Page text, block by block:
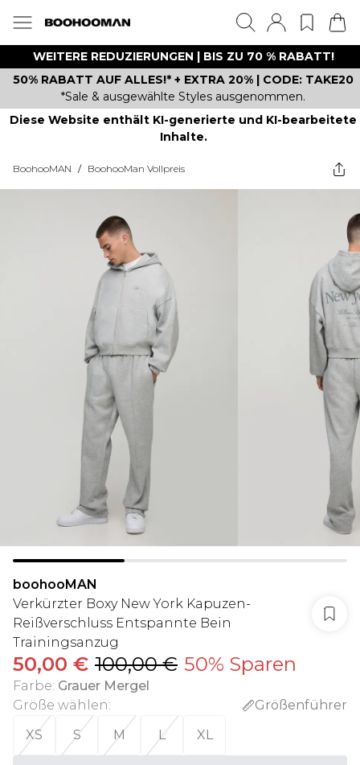
WEITERE REDUZIERUNGEN | BIS ZU 70 % RABATT!
50% RABATT AUF ALLES!* + EXTRA 20% | CODE: TAKE20
*Sale & ausgewählte Styles ausgenommen.
Diese Website enthält KI-generierte und KI-bearbeitete
Inhalte.
BoohooMAN / BoohooMan Vollpreis
boohooMAN
Verkürzter Boxy New York Kapuzen-
Reißverschluss Entspannte Bein
Trainingsanzug
50,00 € 100,00 € 50% Sparen
Farbe: Grauer Mergel
Größe wählen:
Größenführer
XS
S M L XL